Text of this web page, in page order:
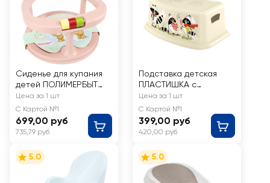
Сиденье для купания
детей ПОЛИМЕРБЫТ
Giraffix на присосках,
в ассортименте
Цена за 1 шт
С Картой №1
699,00 руб
735,79 руб
Подставка детская
ПЛАСТИШКА с
декором, в
ассортименте, Арт.
43131650700
Цена за 1 шт
С Картой №1
399,00 руб
420,00 руб
5.0 5.0